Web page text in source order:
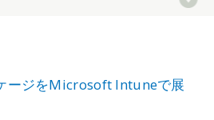
ージをMicrosoft Intuneで展